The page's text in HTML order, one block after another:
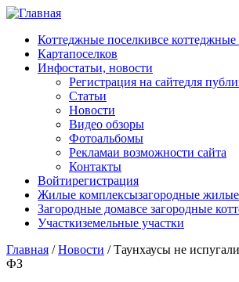
Перейти к основному содержанию
Коттеджные поселкивсе коттеджные
Картапоселков
Инфостатьи, новости
Регистрация на сайтедля
Статьи
Новости
Видео обзоры
Фотоальбомы
Рекламаи возможности сайта
Контакты
Войтирегистрация
Жилые комплексызагородные
Загородные домавсе загородные
Участкиземельные участки
Главная / Новости /Таунхаусы не
ФЗ